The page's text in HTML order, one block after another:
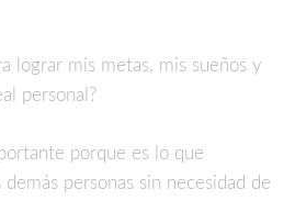
lograr mis metas, mis sueños y
personal?
porque es lo que
personas sin necesidad de